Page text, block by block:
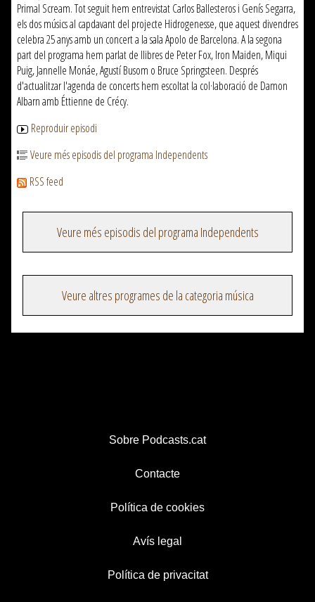
Primal Scream. Tot seguit hem entrevistat Carlos Ballesteros i Genís Segarra,
els dos músics al capdavant del projecte Hidrogenesse, que aquest divendres
celebra 25 anys amb un concert a la sala Apolo de Barcelona. A la segona
part del programa hem parlat de llibres de Peter Fox, Iron Maiden, Miqui
Puig, Jannelle Monáe, Agustí Busom o Bruce Springsteen. Després
d'actualitzar l'agenda de concerts hem escoltat la col·laboració de Damon
Albarn amb Éttienne de Crécy.
Reproduir episodi
Veure més episodis del programa Independents
RSS feed
Veure més episodis del programa Independents
Veure altres programes de la categoria música
Sobre Podcasts.cat
Contacte
Política de cookies
Avís legal
Política de privacitat